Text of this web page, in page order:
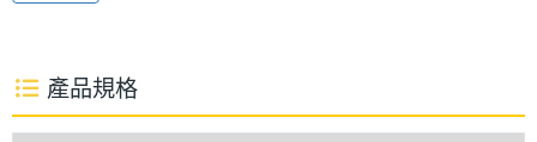
膚奈米材質，折疊處是耐用的矽膠，每一份質感給予
舒適呵護，正面配備 5.5 吋 FHD 螢幕，杜絕雙螢幕畫
產品規格